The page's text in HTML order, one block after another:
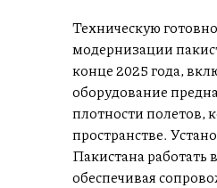
Техническую
модернизации
конце 2025 года,
оборудование
плотности полетов,
пространстве.
Пакистана
обеспечивая